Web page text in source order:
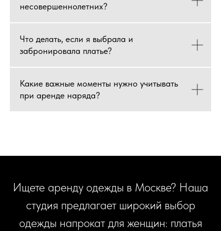
несовершеннолетних?
Что делать, если я выбрала и
забронировала платье?
Какие важные моменты нужно учитывать
при аренде наряда?
Ищете аренду одежды в Москве? Наша
студия предлагает широкий выбор
одежды напрокат для женщин: платья